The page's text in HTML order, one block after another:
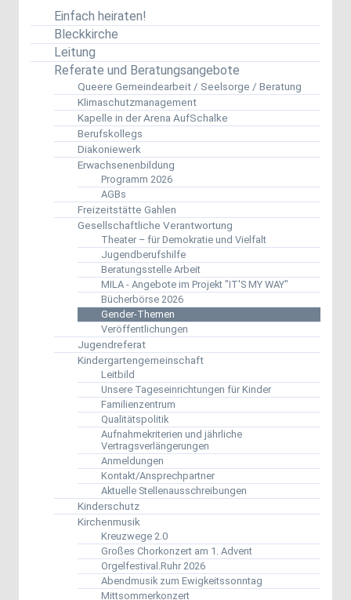
Einfach heiraten!
Bleckkirche
Leitung
Referate und Beratungsangebote
Queere Gemeindearbeit / Seelsorge / Beratung
Klimaschutzmanagement
Kapelle in der Arena AufSchalke
Berufskollegs
Diakoniewerk
Erwachsenenbildung
Programm 2026
AGBs
Freizeitstätte Gahlen
Gesellschaftliche Verantwortung
Theater – für Demokratie und Vielfalt
Jugendberufshilfe
Beratungsstelle Arbeit
MILA - Angebote im Projekt "IT'S MY WAY"
Bücherbörse 2026
Gender-Themen
Veröffentlichungen
Jugendreferat
Kindergartengemeinschaft
Leitbild
Unsere Tageseinrichtungen für Kinder
Familienzentrum
Qualitätspolitik
Aufnahmekriterien und jährliche
Vertragsverlängerungen
Anmeldungen
Kontakt/Ansprechpartner
Aktuelle Stellenausschreibungen
Kinderschutz
Kirchenmusik
Kreuzwege 2.0
Großes Chorkonzert am 1. Advent
Orgelfestival.Ruhr 2026
Abendmusik zum Ewigkeitssonntag
Mittsommerkonzert